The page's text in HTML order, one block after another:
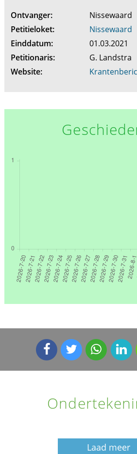
Ontvanger:
Nissewaard
Petitieloket:
Nissewaard
Einddatum:
01.03.2021
Petitionaris:
G. Landstra
Website:
Laad meer